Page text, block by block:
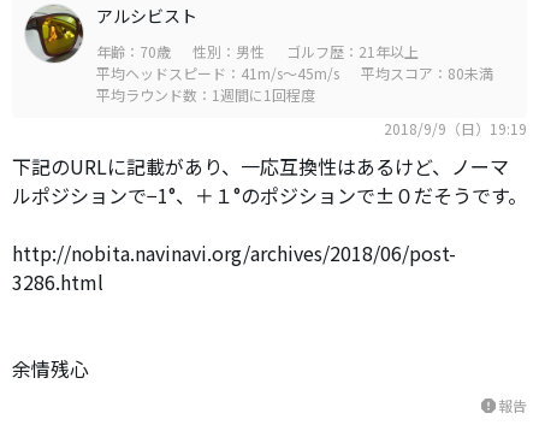
アルシビスト
年齢：70歳 性別：男性
ゴルフ歴：21年以上
平均ヘッドスピード：41m/s～45m/s
平均スコア：80未満
平均ラウンド数：1週間に1回程度
2018/9/9（日）19:19
下記のURLに記載があり、一応互換性はあるけど、ノーマ
ルポジションで−1°、＋１°のポジションで±０だそうです。
http://nobita.navinavi.org/archives/2018/06/post-
3286.html
余情残心
report報告